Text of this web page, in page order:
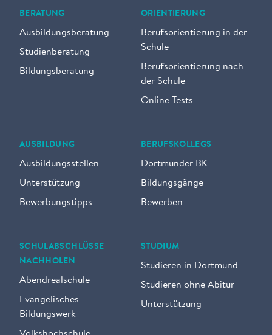
BERATUNG
Ausbildungsberatung
Studienberatung
Bildungsberatung
ORIENTIERUNG
Berufsorientierung in der
Schule
Berufsorientierung nach
der Schule
Online Tests
AUSBILDUNG
Ausbildungsstellen
Unterstützung
Bewerbungstipps
BERUFSKOLLEGS
Dortmunder BK
Bildungsgänge
Bewerben
SCHULABSCHLÜSSE
NACHHOLEN
Abendrealschule
Evangelisches
Bildungswerk
STUDIUM
Studieren in Dortmund
Studieren ohne Abitur
Unterstützung